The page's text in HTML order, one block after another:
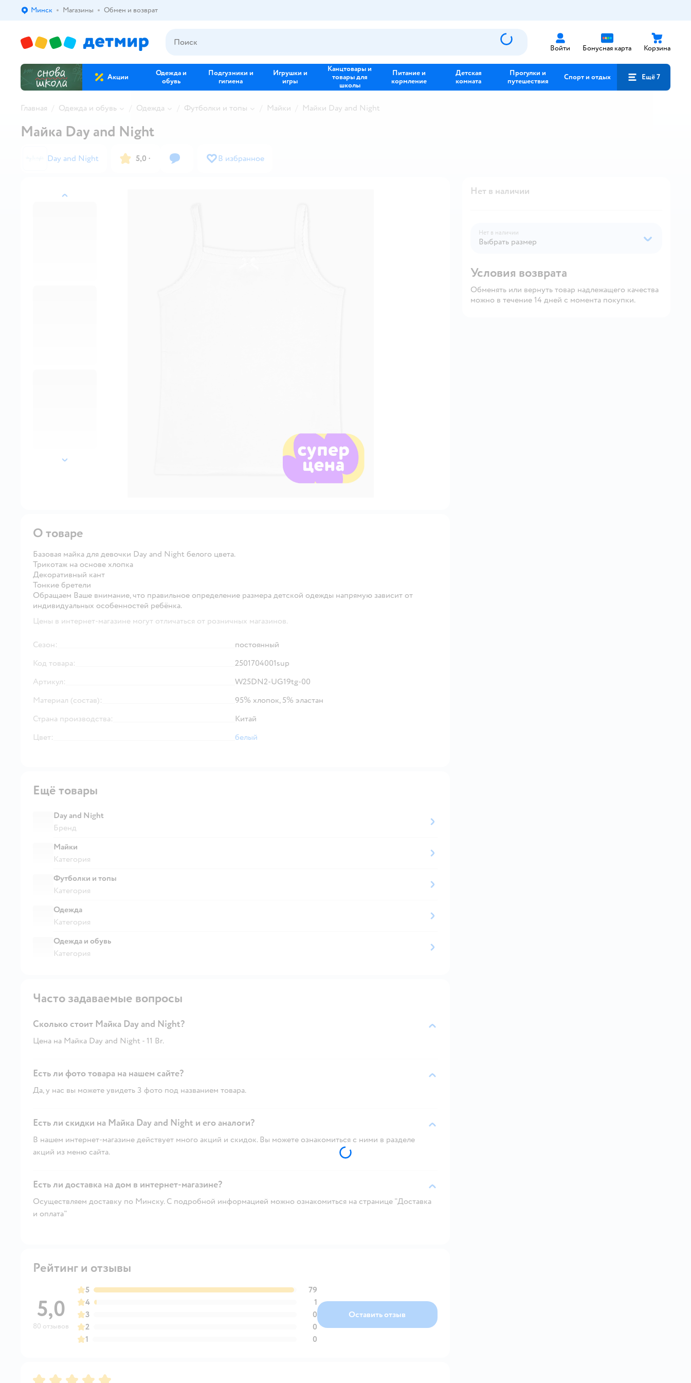
Выбор адреса доставки.
Минск Магазины Обмен и возврат
Войти Бонусная карта Корзина
Акции
Одежда и
обувь
Подгузники и
гигиена
Игрушки и
игры
Канцтовары и
товары для
школы
Питание и
кормление
Детская
комната
Прогулки и
путешествия
Спорт и отдых Ещё 7
Главная Одежда и обувь Одежда Футболки и топы Майки Майки Day and Night
назад
далее
Майка Day and Night
Day and Night 5,0 · В избранное
Нет в наличии
Нет в наличии
Выбрать размер
Условия возврата
Обменять или вернуть товар надлежащего качества
можно в течение 14 дней с момента покупки.
О товаре
Базовая майка для девочки Day and Night белого цвета.
Трикотаж на основе хлопка
Декоративный кант
Тонкие бретели
Обращаем Ваше внимание, что правильное определение размера детской одежды напрямую зависит от
индивидуальных особенностей ребёнка.
Цены в интернет-магазине могут отличаться от розничных магазинов.
Сезон:
постоянный
Код товара:
2501704001sup
Артикул:
W25DN2-UG19tg-00
Материал (состав):
95% хлопок, 5% эластан
Страна производства:
Китай
Цвет:
белый
Ещё товары
Day and Night
Бренд
Майки
Категория
Футболки и топы
Категория
Одежда
Категория
Одежда и обувь
Категория
Часто задаваемые вопросы
Сколько стоит Майка Day and Night?
Цена на Майка Day and Night - 11 Br.
Есть ли фото товара на нашем сайте?
Да, у нас вы можете увидеть 3 фото под названием товара.
Есть ли скидки на Майка Day and Night и его аналоги?
В нашем интернет-магазине действует много акций и скидок. Вы можете ознакомиться с ними в разделе
акций из меню сайта.
Есть ли доставка на дом в интернет-магазине?
Осуществляем доставку по Минску. С подробной информацией можно ознакомиться на странице "Доставка
и оплата"
Рейтинг и отзывы
5,0
80 отзывов
5
79
4
1
3
0
2
0
1
0
Оставить отзыв
Рейтинг:5